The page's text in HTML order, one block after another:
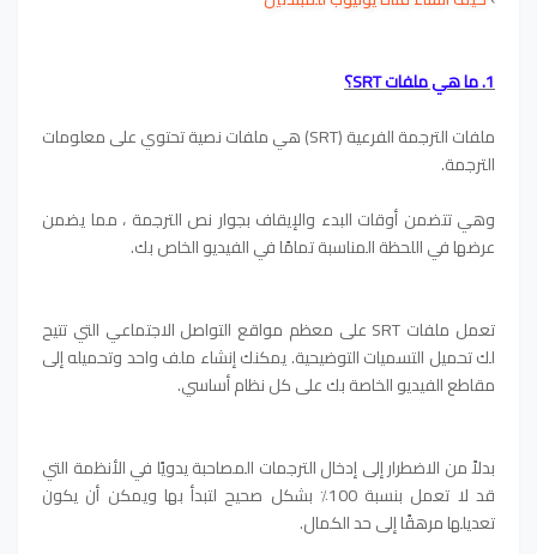
1. ما هي ملفات SRT؟
ملفات الترجمة الفرعية (SRT) هي ملفات نصية تحتوي على معلومات
الترجمة.
وهي تتضمن أوقات البدء والإيقاف بجوار نص الترجمة ، مما يضمن
عرضها في اللحظة المناسبة تمامًا في الفيديو الخاص بك.
تعمل ملفات SRT على معظم مواقع التواصل الاجتماعي التي تتيح
لك تحميل التسميات التوضيحية. يمكنك إنشاء ملف واحد وتحميله إلى
مقاطع الفيديو الخاصة بك على كل نظام أساسي.
بدلاً من الاضطرار إلى إدخال الترجمات المصاحبة يدويًا في الأنظمة التي
قد لا تعمل بنسبة 100٪ بشكل صحيح لتبدأ بها ويمكن أن يكون
تعديلها مرهقًا إلى حد الكمال.